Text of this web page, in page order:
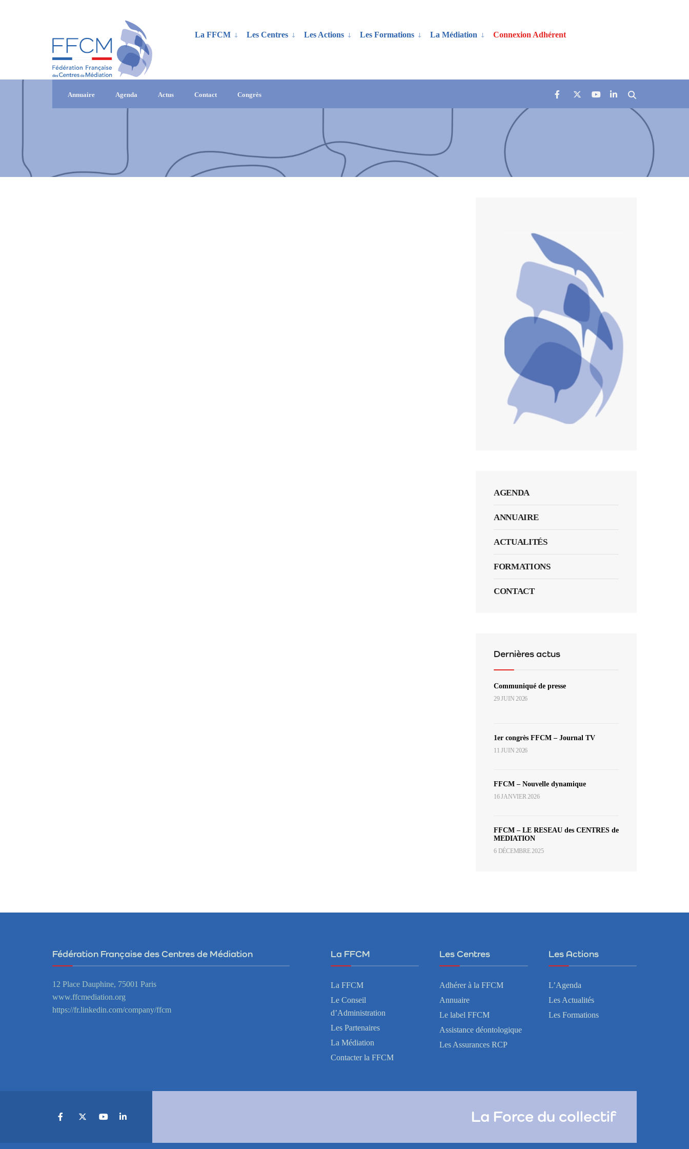
La FFCM Les Centres Les Actions Les Formations La Médiation Connexion Adhérent
Annuaire Agenda Actus Contact Congrès
AGENDA
ANNUAIRE
ACTUALITÉS
FORMATIONS
CONTACT
Dernières actus
Communiqué de presse
29 JUIN 2026
1er congrès FFCM – Journal TV
11 JUIN 2026
FFCM – Nouvelle dynamique
16 JANVIER 2026
FFCM – LE RESEAU des CENTRES de
MEDIATION
6 DÉCEMBRE 2025
Fédération Française des Centres de Médiation
12 Place Dauphine, 75001 Paris
www.ffcmediation.org
https://fr.linkedin.com/company/ffcm
La FFCM
La FFCM
Le Conseil
d’Administration
Les Partenaires
La Médiation
Contacter la FFCM
Les Centres
Adhérer à la FFCM
Annuaire
Le label FFCM
Assistance déontologique
Les Assurances RCP
Les Actions
L’Agenda
Les Actualités
Les Formations
La Force du collectif